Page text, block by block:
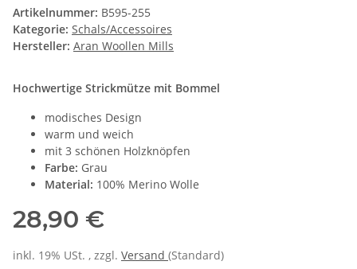
Artikelnummer: B595-255
Kategorie: Schals/Accessoires
Hersteller: Aran Woollen Mills
Hochwertige Strickmütze mit Bommel
modisches Design
warm und weich
mit 3 schönen Holzknöpfen
Farbe: Grau
Material: 100% Merino Wolle
28,90 €
inkl. 19% USt. , zzgl. Versand (Standard)